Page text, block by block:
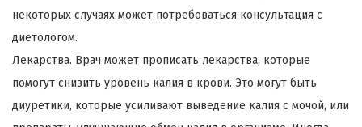
некоторых случаях может потребоваться консультация с
диетологом.
Лекарства. Врач может прописать лекарства, которые
помогут снизить уровень калия в крови. Это могут быть
диуретики, которые усиливают выведение калия с мочой, или